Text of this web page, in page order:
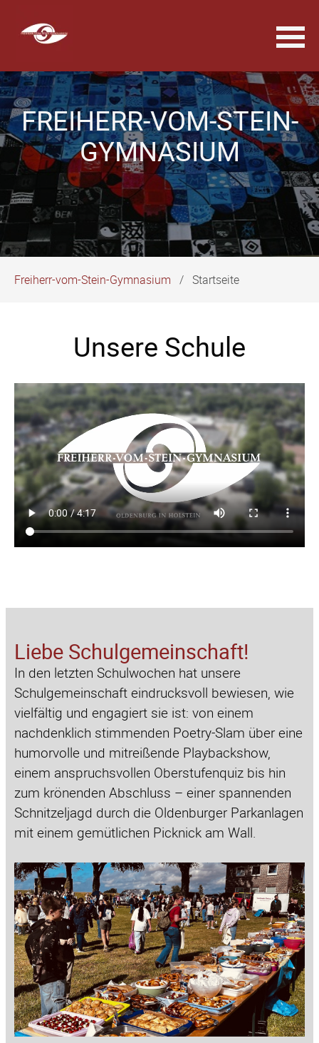
Navigation
überspringen
FREIHERR-VOM-STEIN-
GYMNASIUM
Freiherr-vom-Stein-Gymnasium Startseite
Unsere Schule
Liebe Schulgemeinschaft!
In den letzten Schulwochen hat unsere
Schulgemeinschafteindrucksvoll bewiesen, wie
vielfältig und engagiert sie ist: von einem
nachdenklich stimmenden Poetry-Slam übereine
humorvolle und mitreißende Playbackshow,
einem anspruchsvollen Oberstufenquiz bis hin
zum krönenden Abschluss – einer spannenden
Schnitzeljagd durch die Oldenburger Parkanlagen
miteinem gemütlichen Picknick am Wall.